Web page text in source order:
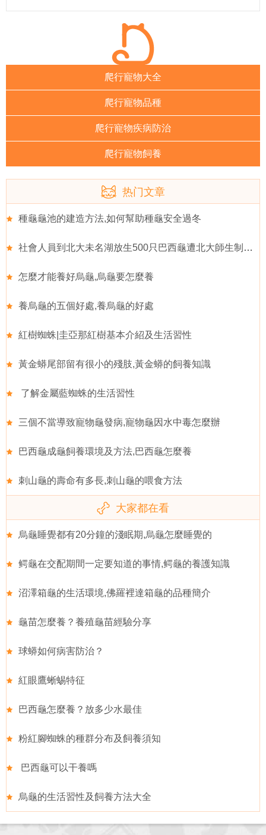
爬行寵物大全
爬行寵物品種
爬行寵物疾病防治
爬行寵物飼養
热门文章
種龜龜池的建造方法,如何幫助種龜安全過冬
社會人員到北大未名湖放生500只巴西龜遭北大師生制止,巴西龜
怎麼才能養好烏龜,烏龜要怎麼養
養烏龜的五個好處,養烏龜的好處
紅樹蜘蛛|圭亞那紅樹基本介紹及生活習性
黃金蟒尾部留有很小的殘肢,黃金蟒的飼養知識
了解金屬藍蜘蛛的生活習性
三個不當導致寵物龜發病,寵物龜因水中毒怎麼辦
巴西龜成龜飼養環境及方法,巴西龜怎麼養
刺山龜的壽命有多長,刺山龜的喂食方法
大家都在看
烏龜睡覺都有20分鐘的淺眠期,烏龜怎麼睡覺的
鳄龜在交配期間一定要知道的事情,鳄龜的養護知識
沼澤箱龜的生活環境,佛羅裡達箱龜的品種簡介
龜苗怎麼養？養殖龜苗經驗分享
球蟒如何病害防治？
紅眼鷹蜥蜴特征
巴西龜怎麼養？放多少水最佳
粉紅腳蜘蛛的種群分布及飼養須知
巴西龜可以干養嗎
烏龜的生活習性及飼養方法大全